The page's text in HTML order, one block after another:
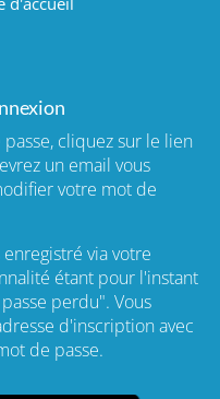
cliquez sur le lien
un email vous
votre mot de
via votre
étant pour l'instant
perdu". Vous
d'inscription avec
de passe.